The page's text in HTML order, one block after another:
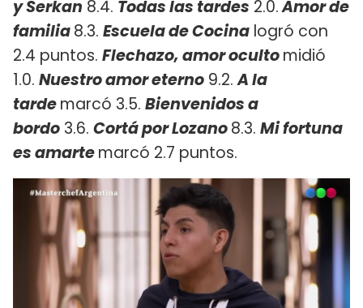
y Serkan 8.4. Todas las tardes 2.0.Amor de
familia8.3. Escuela de Cocina logró con
2.4 puntos. Flechazo, amor ocultomidió
1.0. Nuestro amor eterno 9.2.A la
tardemarcó 3.5. Bienvenidos a
bordo 3.6. Cortá por Lozano8.3. Mi fortuna
es amartemarcó 2.7 puntos.